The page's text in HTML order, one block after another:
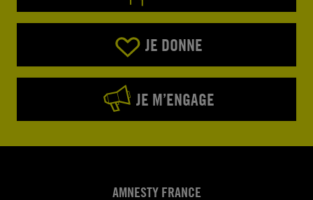
JE DONNE
JE M’ENGAGE
AMNESTY FRANCE